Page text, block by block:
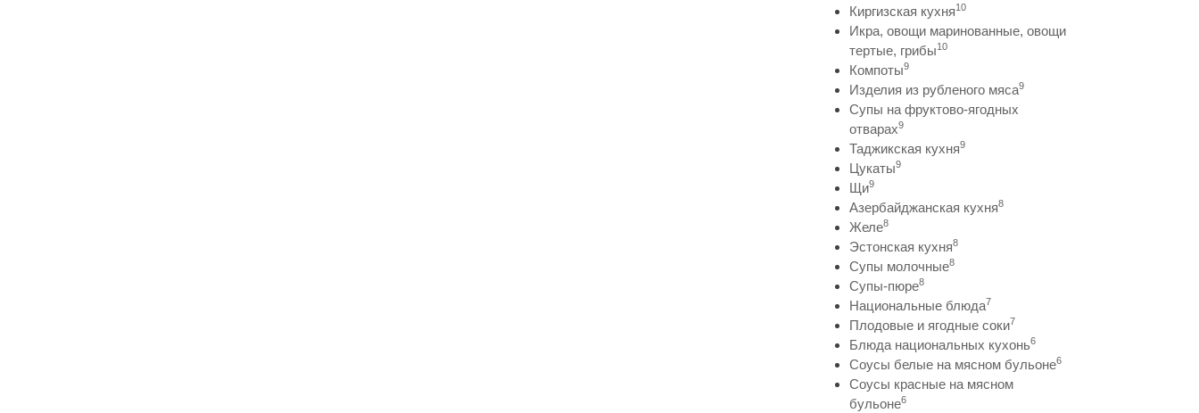
Киргизская кухня10
Икра, овощи маринованные, овощи
тертые, грибы10
Компоты9
Изделия из рубленого мяса9
Супы на фруктово-ягодных
отварах9
Таджикская кухня9
Цукаты9
Щи9
Азербайджанская кухня8
Желе8
Эстонская кухня8
Супы молочные8
Супы-пюре8
Национальные блюда7
Плодовые и ягодные соки7
Блюда национальных кухонь6
Соусы белые на мясном бульоне6
Соусы красные на мясном
бульоне6